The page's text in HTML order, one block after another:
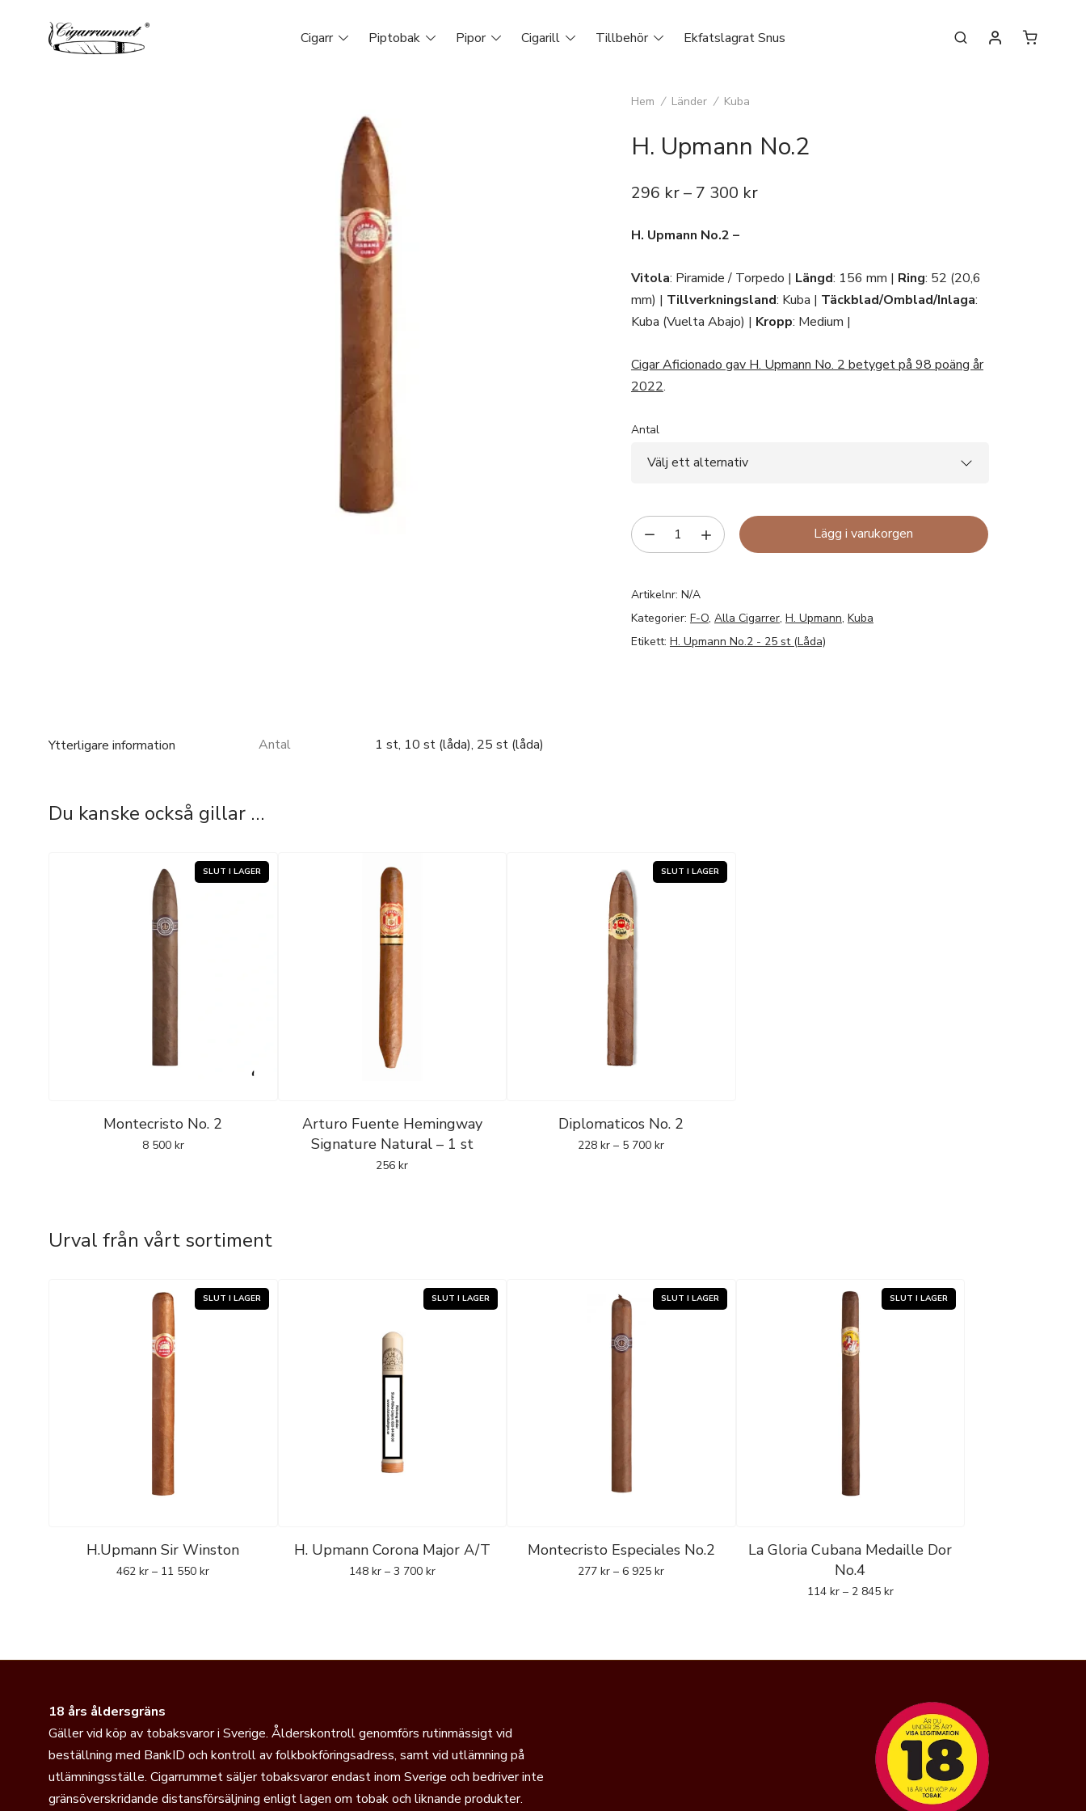
Cigarr Piptobak Pipor Cigarill Tillbehör Ekfatslagrat Snus
Hem / Länder / Kuba
H. Upmann No.2
296 kr– 7 300 kr
H. Upmann No.2 –
Vitola: Piramide / Torpedo | Längd: 156 mm | Ring: 52 (20,6
mm) | Tillverkningsland: Kuba | Täckblad/Omblad/Inlaga:
Kuba (Vuelta Abajo) | Kropp: Medium |
Cigar Aficionado gav H. Upmann No. 2 betyget på 98 poäng år
2022.
Antal
Lägg i varukorgen
Artikelnr: N/A
Kategorier: F-O, Alla Cigarrer, H. Upmann, Kuba
Etikett: H. Upmann No.2 - 25 st (Låda)
Ytterligare information Antal 1 st, 10 st (låda), 25 st (låda)
Du kanske också gillar …
Montecristo No. 2
8 500 kr
Arturo Fuente Hemingway
Signature Natural – 1 st
256kr
Diplomaticos No. 2
228kr – 5 700kr
Urval från vårt sortiment
H.Upmann Sir Winston
462kr – 11 550kr
H. Upmann Corona Major A/T
148 kr – 3 700 kr
Montecristo Especiales No.2
277kr – 6 925kr
La Gloria Cubana Medaille Dor
No.4
114 kr – 2 845 kr
18 års åldersgräns
Gäller vid köp av tobaksvaror i Sverige. Ålderskontroll genomförs rutinmässigt vid
beställning med BankID och kontroll av folkbokföringsadress, samt vid utlämning på
utlämningsställe. Cigarrummet säljer tobaksvaror endast inom Sverige och bedriver inte
gränsöverskridande distansförsäljning enligt lagen om tobak och liknande produkter.